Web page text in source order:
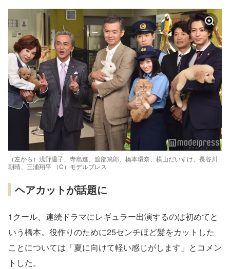
（左から）浅野温子、寺島進、渡部篤郎、橋本環奈、横山だいすけ、長谷川
朝晴、三浦翔平 （C）モデルプレス
ヘアカットが話題に
1クール、連続ドラマにレギュラー出演するのは初めてと
いう橋本。役作りのために25センチほど髪をカットした
ことについては「夏に向けて軽い感じがします」とコメン
トした。